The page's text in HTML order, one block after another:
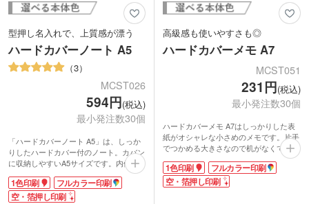
型押し名入れで、上質感が漂う
ハードカバーノート A5
3
MCST026
594円(税込)
最小発注数30個
「ハードカバーノート A5」は、しっか
りしたハードカバー付のノート。カバン
に収納しやすいA5サイズです。内側は
ポケット付で、メモや名刺などが挟めて
便利。後ろの約30ページは切り離しに便
利なミシン目入りです。ステーショナリ
1色印刷
フルカラー印刷
空・箔押し印刷
高級感も使いやすさも◎
ハードカバーメモ A7
MCST051
231円(税込)
最小発注数30個
ハードカバーメモ A7はしっかりした表
紙がオシャレな小さめのメモです。片手
でつかめる大きさなので机がなくてもメ
モを取りやすく持ち歩きにもぴったり。
カバンやポケットにもすっきり収まりま
す。ゴムバンド付きなのでいつのまにか
1色印刷
フルカラー印刷
空・箔押し印刷